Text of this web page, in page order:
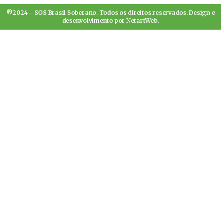
®2024 – SOS Brasil Soberano. Todos os direitos reservados. Design e
desenvolvimento por NetartWeb.